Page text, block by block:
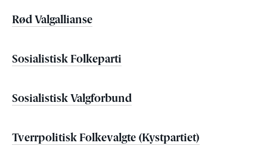
Rød Valgallianse
Sosialistisk Folkeparti
Sosialistisk Valgforbund
Tverrpolitisk Folkevalgte (Kystpartiet)